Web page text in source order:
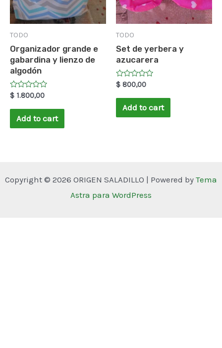
TODO
Organizador grande e
gabardina y lienzo de
algodón
Rated
0
out
$ 1.800,00
Add to cart
TODO
Set de yerbera y
azucarera
Rated
0
out
$ 800,00
Add to cart
Copyright © 2026 ORIGEN SALADILLO | Powered by Tema
Astra para WordPress